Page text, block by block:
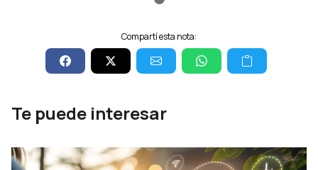
Compartí esta nota:
Te puede interesar